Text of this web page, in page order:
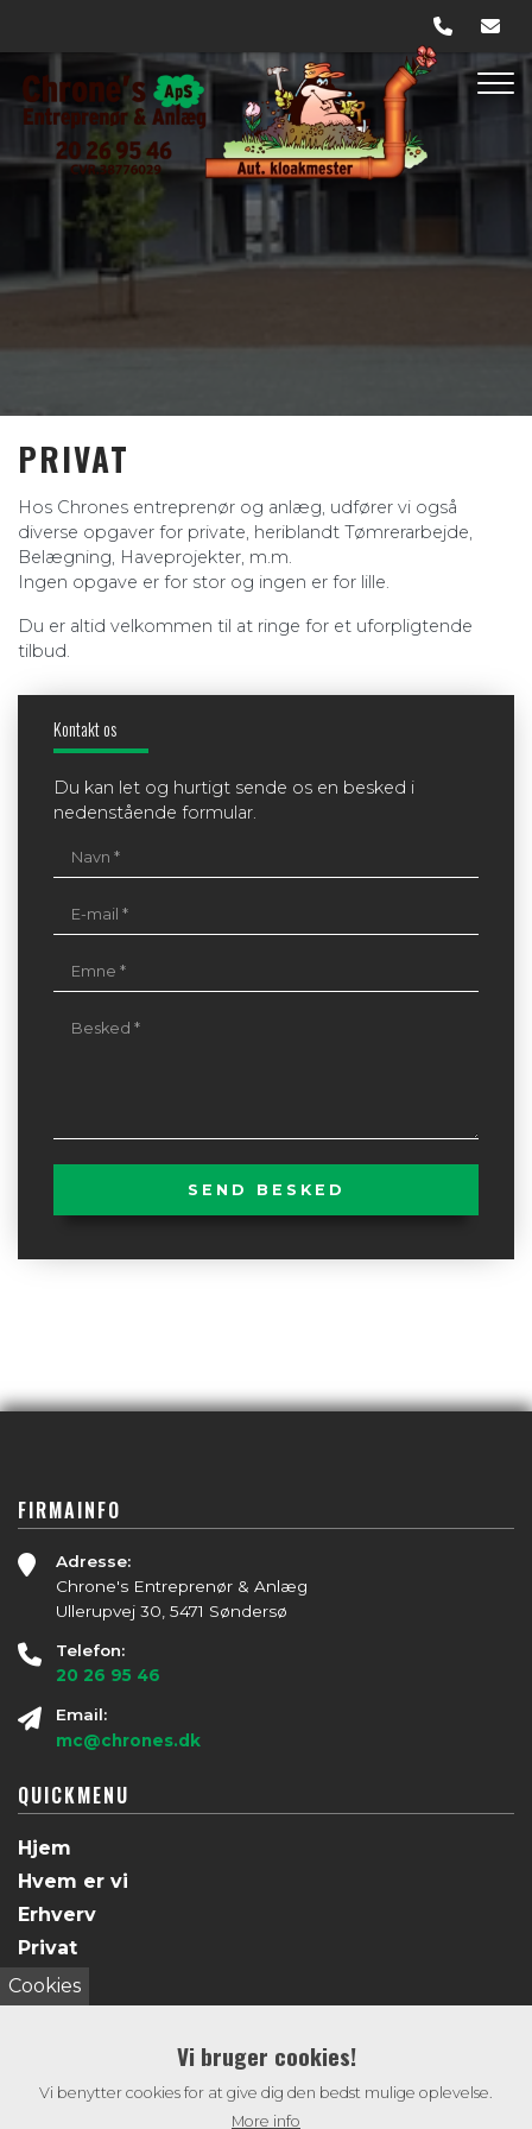
hovedindhold
PRIVAT
Hos Chrones entreprenør og anlæg, udfører vi også
diverse opgaver for private, heriblandt Tømrerarbejde,
Belægning, Haveprojekter, m.m.
Ingen opgave er for stor og ingen er for lille.
Du er altid velkommen til at ringe for et uforpligtende
tilbud.
Kontakt os
Du kan let og hurtigt sende os en besked i
nedenstående formular.
FIRMAINFO
Adresse:
Chrone's Entreprenør & Anlæg
Ullerupvej 30, 5471 Søndersø
Telefon:
20 26 95 46
Email:
mc@chrones.dk
QUICKMENU
Hjem
Hvem er vi
Erhverv
Privat
Galleri
Cookies
Vi bruger cookies!
Vi benytter cookies for at give dig den bedst mulige oplevelse.
More info